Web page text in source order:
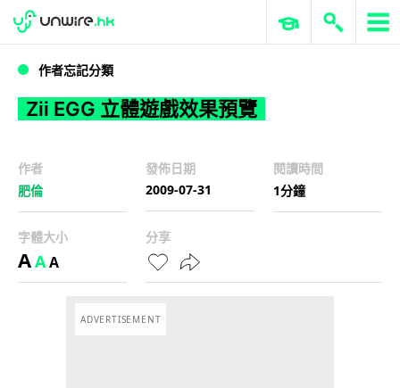
Zii EGG 立體遊戲效果預覽
WWDC 2026 ERP 與商業 AI
作者忘記分類
Zii EGG 立體遊戲效果預覽
作者
肥倫
發佈日期
2009-07-31
閱讀時間
1分鐘
字體大小
AAA
分享
ADVERTISEMENT